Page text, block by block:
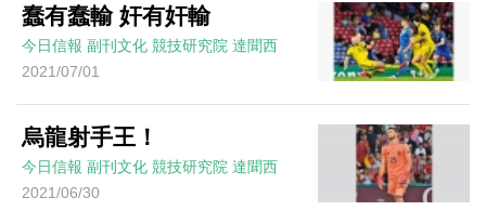
蠢有蠢輸 奸有奸輸
今日信報 副刊文化 競技研究院 達聞西
2021/07/01
烏龍射手王！
今日信報 副刊文化 競技研究院 達聞西
2021/06/30